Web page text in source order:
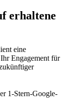
erhaltene
eine
Engagement für
1-Stern-Google-